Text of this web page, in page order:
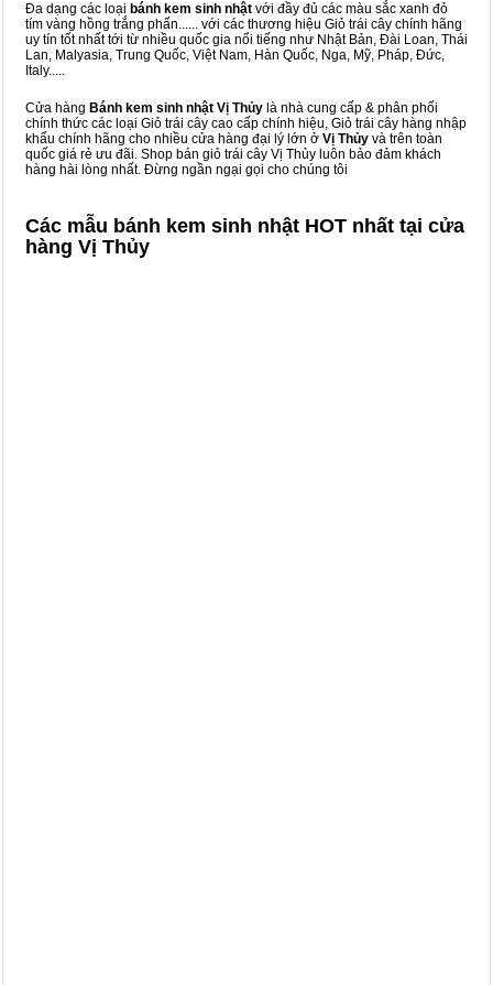
Đa dạng các loại bánh kem sinh nhật với đầy đủ các màu sắc xanh đỏ
tím vàng hồng trắng phấn...... với các thương hiệu Giỏ trái cây chính hãng
uy tín tốt nhất tới từ nhiều quốc gia nổi tiếng như Nhật Bản, Đài Loan, Thái
Lan, Malyasia, Trung Quốc, Việt Nam, Hàn Quốc, Nga, Mỹ, Pháp, Đức,
Italy.....
Cửa hàng Bánh kem sinh nhật Vị Thủy là nhà cung cấp & phân phối
chính thức các loại Giỏ trái cây cao cấp chính hiệu, Giỏ trái cây hàng nhập
khẩu chính hãng cho nhiều cửa hàng đại lý lớn ở Vị Thủy và trên toàn
quốc giá rẻ ưu đãi. Shop bán giỏ trái cây Vị Thủy luôn bảo đảm khách
hàng hài lòng nhất. Đừng ngần ngại gọi cho chúng tôi
Các mẫu bánh kem sinh nhật HOT nhất tại cửa
hàng Vị Thủy